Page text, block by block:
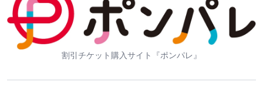
割引チケット購入サイト『ポンパレ』